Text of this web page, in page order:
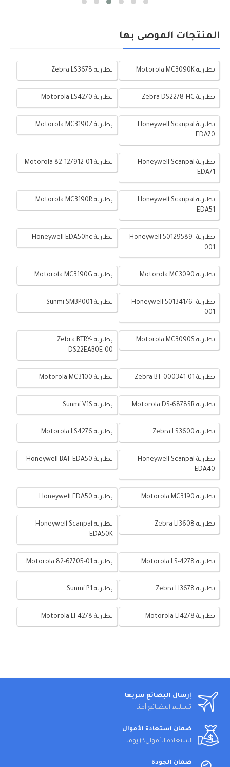
المنتجات الموصى بها
بطارية Motorola MC3090K بطارية Zebra LS3678
بطارية Zebra DS2278-HC بطارية Motorola LS4270
بطارية Honeywell Scanpal
EDA70
بطارية Motorola MC3190Z
بطارية Honeywell Scanpal
EDA71
بطارية Motorola 82-127912-01
بطارية Honeywell Scanpal
EDA51
بطارية Motorola MC3190R
بطارية Honeywell 50129589-
001
بطارية Honeywell EDA50hc
بطارية Motorola MC3090 بطارية Motorola MC3190G
بطارية Honeywell 50134176-
001
بطارية Sunmi SMBP001
بطارية Motorola MC3090S
بطارية Zebra BTRY-
DS22EAB0E-00
بطارية Zebra BT-000341-01 بطارية Motorola MC3100
بطارية Motorola DS-6878SR بطارية Sunmi V1S
بطارية Zebra LS3600 بطارية Motorola LS4276
بطارية Honeywell Scanpal
EDA40
بطارية Honeywell BAT-EDA50
بطارية Motorola MC3190 بطارية Honeywell EDA50
بطارية Zebra LI3608
بطارية Honeywell Scanpal
EDA50K
بطارية Motorola LS-4278 بطارية Motorola 82-67705-01
بطارية Zebra LI3678 بطارية Sunmi P1
بطارية Motorola LI4278 بطارية Motorola LI-4278
إرسال البضائع سريعا
تسليم البضائع آمنا
ضمان استعادة الأموال
استعادة الأموال٣٠ يوما
ضمان الجودة